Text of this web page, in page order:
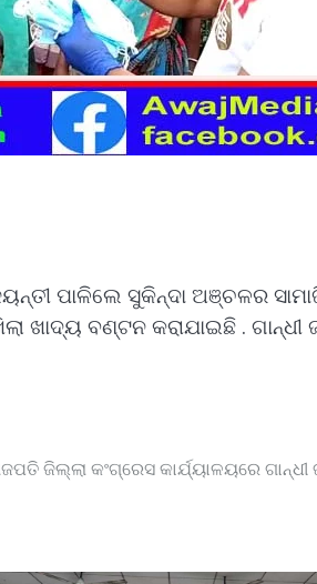
ପାଳିଲେ ସୁକିନ୍ଦା ଅଞ୍ଚଳର
ବଣ୍ଟନ କରାଯାଇଛି . ଗାନ୍ଧୀ
ଜିଲ୍ଲା କଂଗ୍ରେସ କାର୍ଯ୍ୟାଳୟରେ ଗାନ୍ଧୀ